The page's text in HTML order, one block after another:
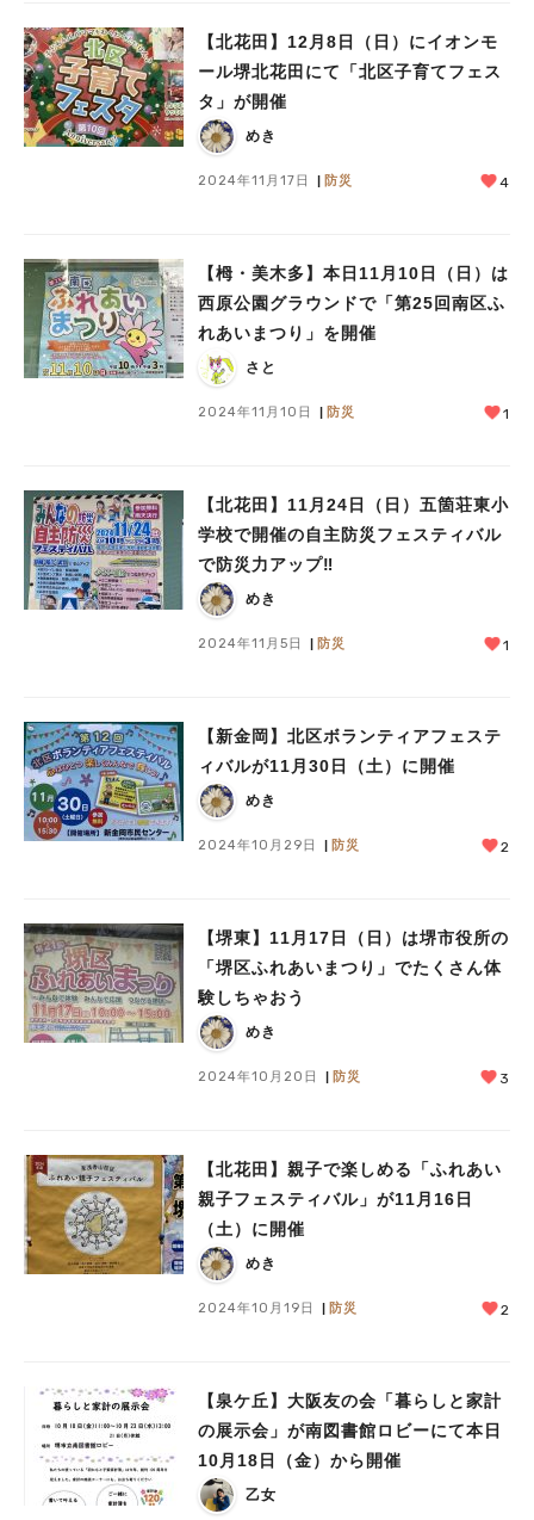
【北花田】12月8日（日）にイオンモ
ール堺北花田にて「北区子育てフェス
タ」が開催
めき
2024年11月17日 防災 4
【栂・美木多】本日11月10日（日）は
西原公園グラウンドで「第25回南区ふ
れあいまつり」を開催
さと
2024年11月10日 防災 1
【北花田】11月24日（日）五箇荘東小
学校で開催の自主防災フェスティバル
で防災力アップ‼︎
めき
2024年11月5日 防災 1
【新金岡】北区ボランティアフェステ
ィバルが11月30日（土）に開催
めき
2024年10月29日 防災 2
【堺東】11月17日（日）は堺市役所の
「堺区ふれあいまつり」でたくさん体
験しちゃおう
めき
2024年10月20日 防災 3
【北花田】親子で楽しめる「ふれあい
親子フェスティバル」が11月16日
（土）に開催
めき
2024年10月19日 防災 2
【泉ケ丘】大阪友の会「暮らしと家計
の展示会」が南図書館ロビーにて本日
10月18日（金）から開催
乙女